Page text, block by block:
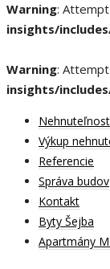
Warning:
insights/
Warning:
insights/
Výkup
Referencie
Správa budov
Kontakt
Byty Šejba
Apartmány